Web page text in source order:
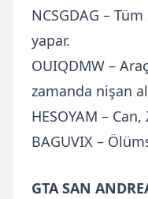
NCSGDAG –
yapar.
OUIQDMW –
zamanda nişan
HESOYAM –
BAGUVIX –
GTA SAN